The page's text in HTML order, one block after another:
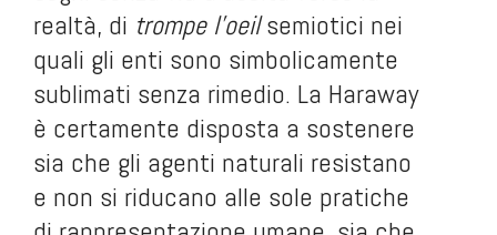
realtà, di trompe l’oeilsemiotici nei
quali gli enti sono simbolicamente
sublimati senza rimedio. La Haraway
è certamente disposta a sostenere
sia che gli agenti naturali resistano
e non si riducano alle sole pratiche